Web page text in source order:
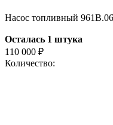
Насос топливный
Осталась 1 штука
110 000 ₽
Количество: